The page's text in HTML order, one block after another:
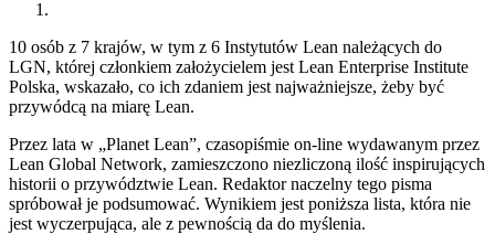
10 osób z 7 krajów, w tym z 6 Instytutów Lean należących do
LGN, której członkiem założycielem jest Lean Enterprise Institute
Polska, wskazało, co ich zdaniem jest najważniejsze, żeby być
przywódcą na miarę Lean.
Przez lata w „Planet Lean”, czasopiśmie on-line wydawanym przez
Lean Global Network, zamieszczono niezliczoną ilość inspirujących
historii o przywództwie Lean. Redaktor naczelny tego pisma
spróbował je podsumować. Wynikiem jest poniższa lista, która nie
jest wyczerpująca, ale z pewnością da do myślenia.